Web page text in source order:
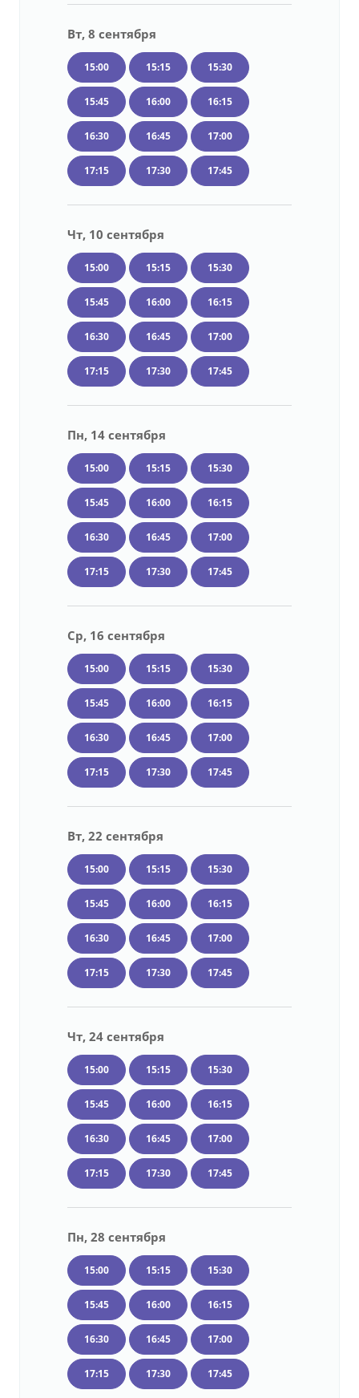
Вт, 8 сентября
15:00 15:15 15:30
15:45 16:00 16:15
16:30 16:45 17:00
17:15 17:30 17:45
Чт, 10 сентября
15:00 15:15 15:30
15:45 16:00 16:15
16:30 16:45 17:00
17:15 17:30 17:45
Пн, 14 сентября
15:00 15:15 15:30
15:45 16:00 16:15
16:30 16:45 17:00
17:15 17:30 17:45
Ср, 16 сентября
15:00 15:15 15:30
15:45 16:00 16:15
16:30 16:45 17:00
17:15 17:30 17:45
Вт, 22 сентября
15:00 15:15 15:30
15:45 16:00 16:15
16:30 16:45 17:00
17:15 17:30 17:45
Чт, 24 сентября
15:00 15:15 15:30
15:45 16:00 16:15
16:30 16:45 17:00
17:15 17:30 17:45
Пн, 28 сентября
15:00 15:15 15:30
15:45 16:00 16:15
16:30 16:45 17:00
17:15 17:30 17:45